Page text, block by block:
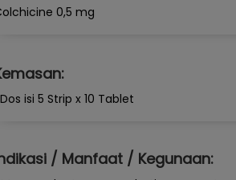
0,5 mg
Dos isi 5 Strip x 10 Tablet
/ Manfaat / Kegunaan: